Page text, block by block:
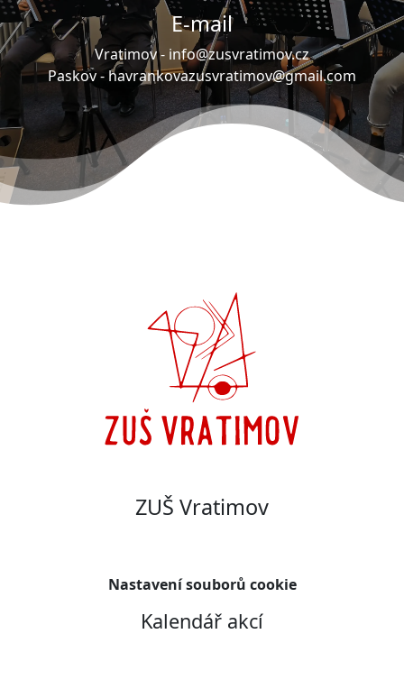
E-mail
Vratimov - info@zusvratimov.cz
Paskov -havrankovazusvratimov@gmail.com
ZUŠ Vratimov
Nastavení souborů cookie
Kalendář akcí